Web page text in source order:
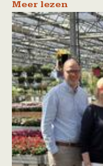
Meer lezen